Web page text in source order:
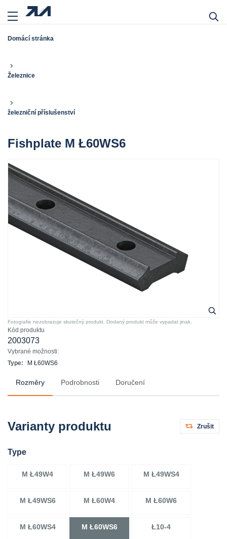
Domácí stránka
Železnice
železniční příslušenství
Fishplate M Ł60WS6
Kód produktu
2003073
Vybrané možnosti:
Type:
M Ł60WS6
Fotografie nezobrazuje skutečný produkt. Dodaný produkt může vypadat jinak.
Rozměry Podrobnosti Doručení
Varianty produktu Zrušit
Type
M Ł49W4 M Ł49W6 M Ł49WS4
M Ł49WS6 M Ł60W4 M Ł60W6
M Ł60WS4 M Ł60WS6 Ł10-4